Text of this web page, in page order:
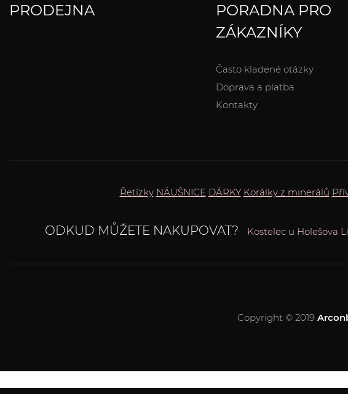
PRODEJNA
PORADNA PRO
ZÁKAZNÍKY
Často kladené otázky
Doprava a platba
Kontakty
Řetízky NÁUŠNICE DÁRKY Korálky z minerálů
ODKUD MŮŽETE NAKUPOVAT? Kostelec u Holešova
Copyright © 2019